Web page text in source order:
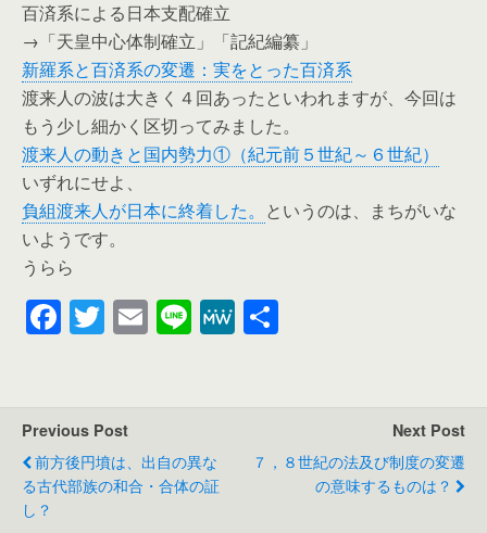
百済系による日本支配確立
→「天皇中心体制確立」「記紀編纂」
新羅系と百済系の変遷：実をとった百済系
渡来人の波は大きく４回あったといわれますが、今回は
もう少し細かく区切ってみました。
渡来人の動きと国内勢力①（紀元前５世紀～６世紀）
いずれにせよ、
負組渡来人が日本に終着した。 というのは、まちがいな
いようです。
うらら
F
a
e
b
o
T
wi
er
E
m
Li
n
M
e
Previous Post
前方後円墳は、出自の異な
る古代部族の和合・合体の証
し？
Next Post
７，８世紀の法及び制度の変遷
の意味するものは？